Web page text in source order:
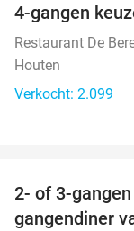
4-gangen
Restaurant De
Houten
Verkocht: 2.099
2- of 3-
gangendiner